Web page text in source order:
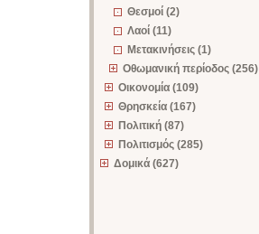
Θεσμοί (2)
Λαοί (11)
Μετακινήσεις (1)
Οθωμανική περίοδος (256)
Οικονομία (109)
Θρησκεία (167)
Πολιτική (87)
Πολιτισμός (285)
Δομικά (627)